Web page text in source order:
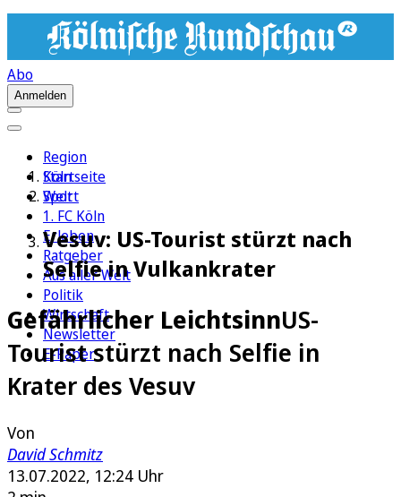
Abo
Anmelden
Region
Köln
Sport
1. FC Köln
Erleben
Ratgeber
Aus aller Welt
Politik
Wirtschaft
Newsletter
E-Paper
Startseite
Welt
Vesuv: US-Tourist stürzt nach
Selfie in Vulkankrater
Gefährlicher LeichtsinnUS-
Tourist stürzt nach Selfie in
Krater des Vesuv
Von
David Schmitz
13.07.2022, 12:24 Uhr